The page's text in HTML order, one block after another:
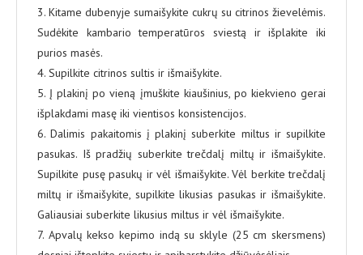
3. Kitame dubenyje sumaišykite cukrų su citrinos žievelėmis.
Sudėkite kambario temperatūros sviestą ir išplakite iki
purios masės.
4. Supilkite citrinos sultis ir išmaišykite.
5. Į plakinį po vieną įmuškite kiaušinius, po kiekvieno gerai
išplakdami masę iki vientisos konsistencijos.
6. Dalimis pakaitomis į plakinį suberkite miltus ir supilkite
pasukas. Iš pradžių suberkite trečdalį miltų ir išmaišykite.
Supilkite pusę pasukų ir vėl išmaišykite. Vėl berkite trečdalį
miltų ir išmaišykite, supilkite likusias pasukas ir išmaišykite.
Galiausiai suberkite likusius miltus ir vėl išmaišykite.
7. Apvalų kekso kepimo indą su sklyle (25 cm skersmens)